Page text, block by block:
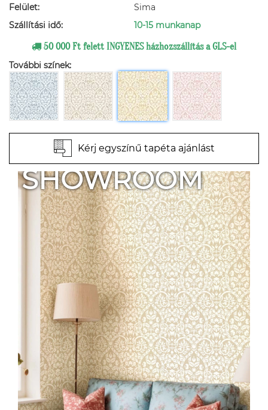
Felület:
Sima
Szállítási idő:
10-15 munkanap
50 000 Ft felett INGYENES házhozszállítás a GLS-el
További színek:
Kérj egyszínű tapéta ajánlást
SHOWROOM